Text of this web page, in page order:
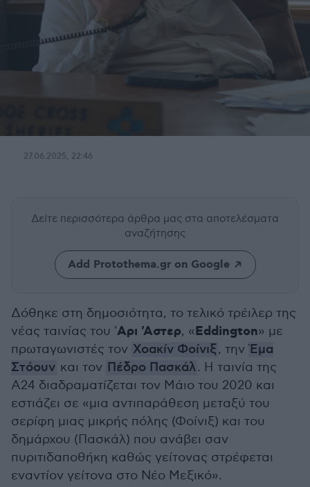
27.06.2025, 22:46
Δείτε περισσότερα άρθρα μας στα αποτελέσματα
αναζήτησης
Add Protothema.gr on Google
Δόθηκε στη δημοσιότητα, το τελικό τρέιλερ της
νέας ταινίας του 'Αρι 'Αστερ, «Eddington» με
πρωταγωνιστές τον Χοακίν Φοίνιξ, τηνΈμα
Στόουν και τον Πέδρο Πασκάλ. Η ταινία της
Α24 διαδραματίζεται τον Μάιο του 2020 και
εστιάζει σε «μια αντιπαράθεση μεταξύ του
σερίφη μιας μικρής πόλης (Φοίνιξ) και του
δημάρχου (Πασκάλ) που ανάβει σαν
πυριτιδαποθήκη καθώς γείτονας στρέφεται
εναντίον γείτονα στο Νέο Μεξικό».